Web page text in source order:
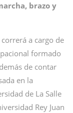
brazo y
correrá a cargo de
formado
de contar
en la
de La Salle
Rey Juan